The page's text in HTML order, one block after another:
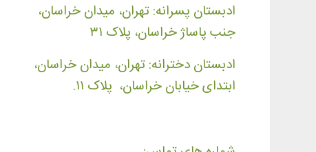
ادبستان پسرانه: تهران، میدان خراسان،
جنب پاساژ خراسان، پلاک ۳۱
ادبستان دخترانه: تهران، میدان خراسان،
ابتدای خیابان خراسان، پلاک ۱۱.